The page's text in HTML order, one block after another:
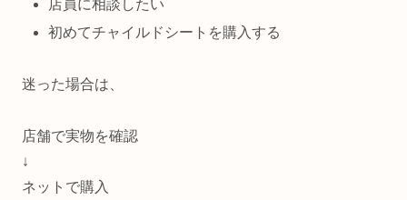
店員に相談したい
初めてチャイルドシートを購入する
迷った場合は、
店舗で実物を確認
↓
ネットで購入